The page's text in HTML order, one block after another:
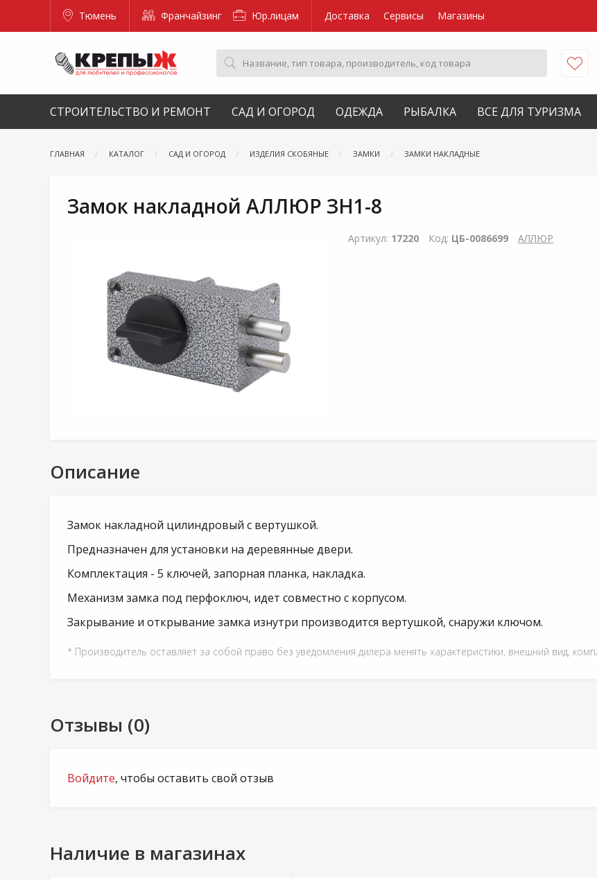
Тюмень Франчайзинг Юр.лицам Доставка Сервисы Магазины
СТРОИТЕЛЬСТВО И РЕМОНТ САД И ОГОРОД ОДЕЖДА РЫБАЛКА ВСЕ ДЛЯ ТУРИЗМА
ГЛАВНАЯ КАТАЛОГ САД И ОГОРОД ИЗДЕЛИЯ СКОБЯНЫЕ ЗАМКИ ЗАМКИ НАКЛАДНЫЕ
Замок накладной АЛЛЮР ЗН1-8
Артикул: 17220 Код: ЦБ-0086699 АЛЛЮР
Описание
Замок накладной цилиндровый с вертушкой.
Предназначен для установки на деревянные двери.
Комплектация - 5 ключей, запорная планка, накладка.
Механизм замка под перфоключ, идет совместно с корпусом.
Закрывание и открывание замка изнутри производится вертушкой, снаружи ключом.
* Производитель оставляет за собой право без уведомления дилера менять характеристики, внешний вид,
Отзывы (0)
Войдите, чтобы оставить свой отзыв
Наличие в магазинах